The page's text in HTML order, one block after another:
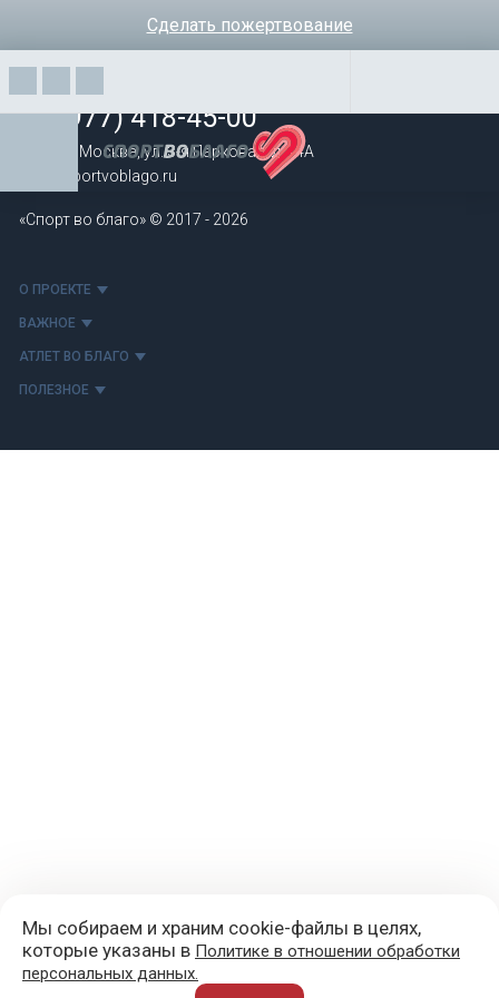
Сделать пожертвование
+7 (977) 418-45-00
105043, Москва, ул. 3-я Парковая, д. 14А
mail@sportvoblago.ru
«Спорт во благо» © 2017 - 2026
О ПРОЕКТЕ
ВАЖНОЕ
АТЛЕТ ВО БЛАГО
ПОЛЕЗНОЕ
Мы собираем и храним cookie-файлы в целях,
которые указаны в Политике в отношении обработки
персональных данных.